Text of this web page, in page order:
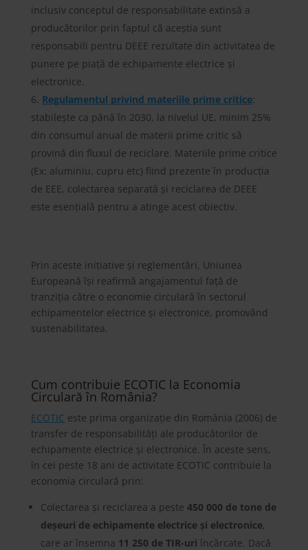
inclusiv conceptul de responsabilitate extinsă a
producătorilor prin faptul că aceștia sunt
responsabili pentru DEEE rezultate din activitatea de
punere pe piață de echipamente electrice și
electronice.
Regulamentul privind materiile prime critice:
stabilește ca până în 2030, la nivelul UE, minim 25%
din consumul anual de materii prime critic să
provină din fluxul de reciclare. Materiile prime critice
(Ex: aluminiu, cupru etc) fiind prezente în producția
de EEE, colectarea separată și reciclarea de DEEE
este esențială pentru a atinge acest obiectiv.
Prin aceste inițiative și reglementări, Uniunea
Europeană își reafirmă angajamentul față de
tranziția către o economie circulară în sectorul
echipamentelor electrice și electronice, promovând
sustenabilitatea.
Cum contribuie ECOTIC la Economia
Circulară în România?
ECOTIC este prima organizație din România (2006) de
transfer de responsabilități ale producătorilor de
echipamente electrice și electronice. În aceste sens,
în cei peste 18 ani de activitate ECOTIC contribuie la
economia circulară prin:
Colectarea și reciclarea a peste 450 000 de tone de
deșeuri de echipamente electrice și electronice,
care ar însemna 11 250 de TIR-uri încărcate. Dacă